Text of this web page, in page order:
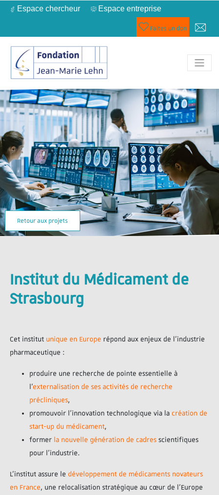
Espace chercheur Espace entreprise
Faites un don
Retour aux projets
Institut du Médicament de
Strasbourg
Cet institut unique en Europe répond aux enjeux de l’industrie
pharmaceutique :
produire une recherche de pointe essentielle à
l’externalisation de ses activités de recherche
précliniques,
promouvoir l’innovation technologique via la création de
start-up du médicament,
former la nouvelle génération de cadres scientifiques
pour l’industrie.
L’institut assure le développement de médicaments novateurs
en France, une relocalisation stratégique au cœur de l’Europe